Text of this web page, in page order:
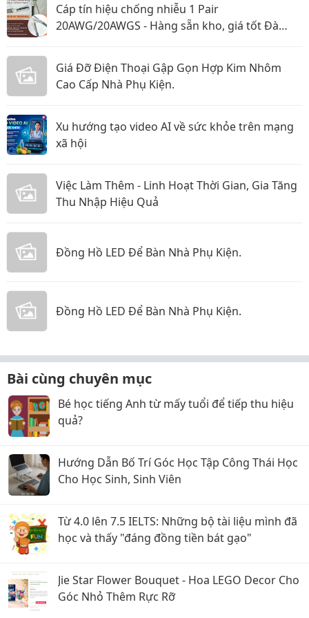
Cáp tín hiệu chống nhiễu 1 Pair
20AWG/20AWGS - Hàng sẵn kho, giá tốt Đà
Giá Đỡ Điện Thoại Gập Gọn Hợp Kim Nhôm
Cao Cấp Nhà Phụ Kiện.
Xu hướng tạo video AI về sức khỏe trên mạng
xã hội
Việc Làm Thêm - Linh Hoạt Thời Gian, Gia Tăng
Thu Nhập Hiệu Quả
Đồng Hồ LED Để Bàn Nhà Phụ Kiện.
Đồng Hồ LED Để Bàn Nhà Phụ Kiện.
Bài cùng chuyên mục
Bé học tiếng Anh từ mấy tuổi để tiếp thu hiệu
quả?
Hướng Dẫn Bố Trí Góc Học Tập Công Thái Học
Cho Học Sinh, Sinh Viên
Từ 4.0 lên 7.5 IELTS: Những bộ tài liệu mình đã
học và thấy "đáng đồng tiền bát gạo"
Jie Star Flower Bouquet - Hoa LEGO Decor Cho
Góc Nhỏ Thêm Rực Rỡ